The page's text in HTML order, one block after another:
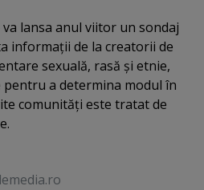
lansa anul viitor un sondaj
informaţii de la creatorii de
sexuală, rasă şi etnie,
a determina modul în
comunităţi este tratat de